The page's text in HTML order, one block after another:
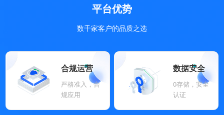
平台优势
数千家客户的品质之选
合规运营
严格准入，合
规应用
数据安全
0存储，安全
认证